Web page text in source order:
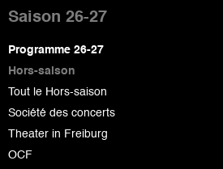
de
page
Saison 26-27
Programme 26-27
Hors-saison
Tout le Hors-saison
Société des concerts
Theater in Freiburg
OCF